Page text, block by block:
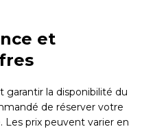
et
garantir la disponibilité du
de réserver votre
prix peuvent varier en